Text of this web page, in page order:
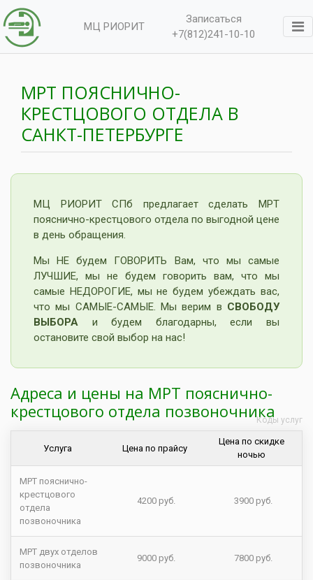
МЦ РИОРИТ
Записаться
+7(812)241-10-10
МРТ ПОЯСНИЧНО-
КРЕСТЦОВОГО ОТДЕЛА В
САНКТ-ПЕТЕРБУРГЕ
МЦ РИОРИТ СПб предлагает сделать МРТ
пояснично-крестцового отдела по выгодной цене
в день обращения.
Мы НЕ будем ГОВОРИТЬ Вам, что мы самые
ЛУЧШИЕ, мы не будем говорить вам, что мы
самые НЕДОРОГИЕ, мы не будем убеждать вас,
что мы САМЫЕ-САМЫЕ. Мы верим в СВОБОДУ
ВЫБОРА и будем благодарны, если вы
остановите свой выбор на нас!
Адреса и цены на МРТ пояснично-
крестцового отдела позвоночника
Услуга Цена по прайсу
Цена по скидке
ночью
МРТ пояснично-
крестцового
отдела
позвоночника
4200 руб. 3900 руб.
МРТ двух отделов
позвоночника
9000 руб. 7800 руб.
Коды услуг